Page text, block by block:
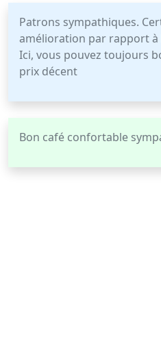
Patrons sympathiques.
amélioration par rapport
Ici, vous pouvez toujours
prix décent
Bon café confortable